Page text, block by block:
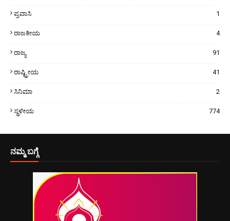
ಪ್ರವಾಸಿ 1
ರಾಜಕೀಯ 4
ರಾಜ್ಯ 91
ರಾಷ್ಟ್ರೀಯ 41
ಸಿನಿಮಾ 2
ಸ್ಥಳೀಯ 774
ನಮ್ಮ ಬಗ್ಗೆ